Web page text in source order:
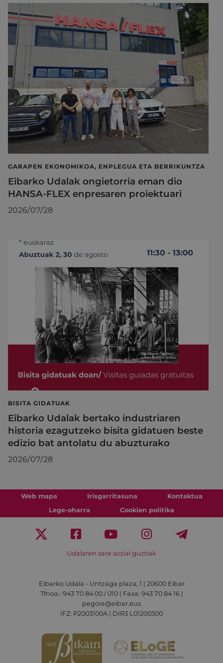
GARAPEN EKONOMIKOA, ENPLEGUA ETA BERRIKUNTZA
Eibarko Udalak ongietorria eman dio
HANSA-FLEX enpresaren proiektuari
2026/07/28
BISITA GIDATUAK
Eibarko Udalak bertako industriaren
historia ezagutzeko bisita gidatuen beste
edizio bat antolatu du abuzturako
2026/07/28
Web mapa Irisgarritasuna
Kontaktua
Lege-oharra
Cookien politika
Udalaren sare sozial guztiak
Eibarko Udala - Untzaga plaza, 1 | 20600 Eibar
Tfnoa.: 943 70 84 00 / 010 | Faxa: 943 70 84 16 |
pegora@eibar.eus
IFZ: P2003100A | DIR3 L01200300